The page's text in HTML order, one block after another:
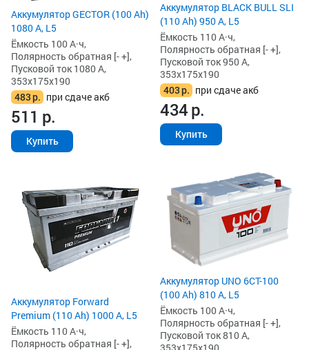
Аккумулятор GECTOR (100 Ah)
1080 А, L5
Ёмкость 100 А·ч,
Полярность обратная [- +],
Пусковой ток 1080 А,
353x175x190
483р. при сдаче акб
511 р.
Купить
Аккумулятор BLACK BULL SLI
(110 Ah) 950 А, L5
Ёмкость 110 А·ч,
Полярность обратная [- +],
Пусковой ток 950 А,
353x175x190
403р. при сдаче акб
434р.
Купить
Аккумулятор Forward
Premium (110 Ah) 1000 А, L5
Ёмкость 110 А·ч,
Полярность обратная [- +],
Аккумулятор UNO 6CT-100
(100 Ah) 810 А, L5
Ёмкость 100 А·ч,
Полярность обратная [- +],
Пусковой ток 810 А,
353x175x190